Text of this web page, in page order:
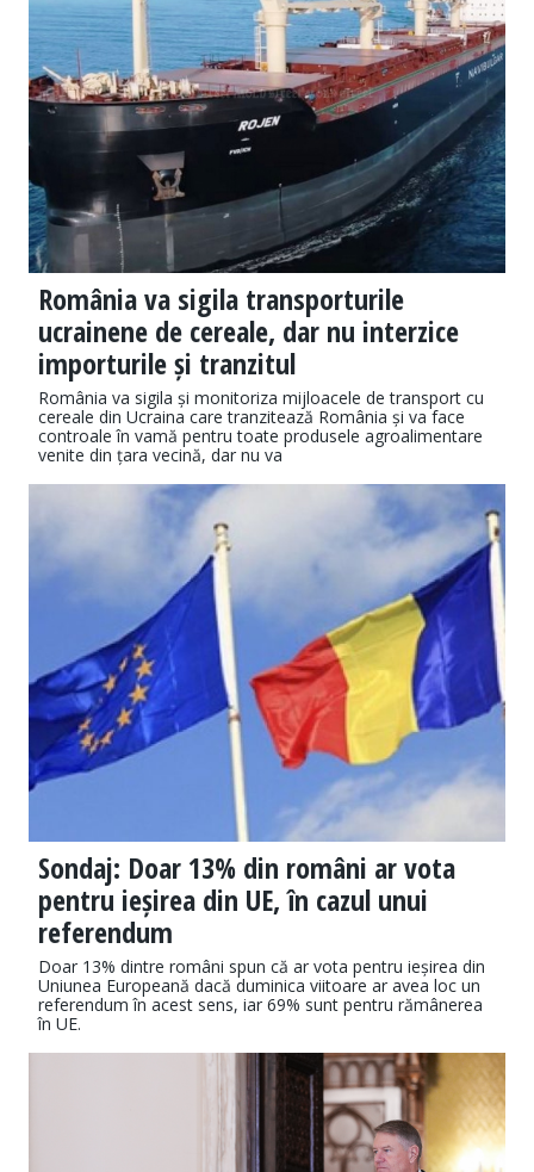
România va sigila transporturile
ucrainene de cereale, dar nu interzice
importurile și tranzitul
​România va sigila și monitoriza mijloacele de transport cu
cereale din Ucraina care tranzitează România și va face
controale în vamă pentru toate produsele agroalimentare
venite din țara vecină, dar nu va
Sondaj: Doar 13% din români ar vota
pentru ieșirea din UE, în cazul unui
referendum
Doar 13% dintre români spun că ar vota pentru ieșirea din
Uniunea Europeană dacă duminica viitoare ar avea loc un
referendum în acest sens, iar 69% sunt pentru rămânerea
în UE.